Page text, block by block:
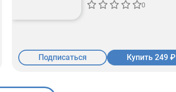
0
Подписаться Купить 249 ₽